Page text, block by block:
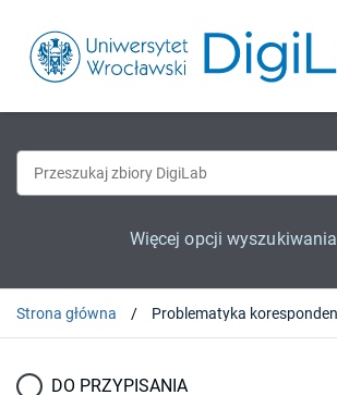
Więcej opcji wyszukiwania
Strona główna
DO PRZYPISANIA